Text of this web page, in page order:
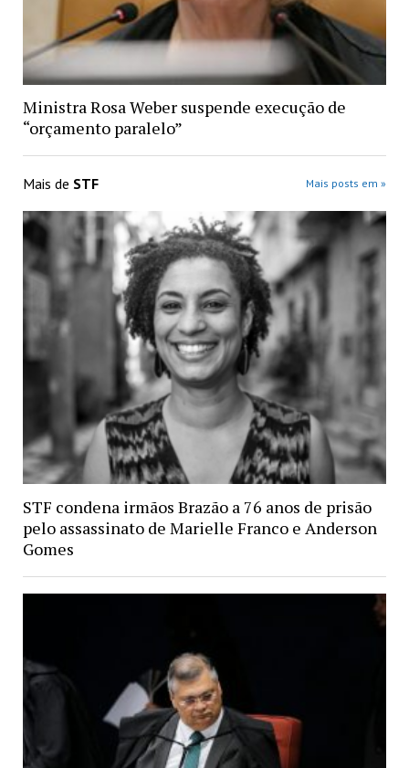
Ministra Rosa Weber suspende execução de
“orçamento paralelo”
Mais de STF Mais posts em »
STF condena irmãos Brazão a 76 anos de prisão
pelo assassinato de Marielle Franco e Anderson
Gomes